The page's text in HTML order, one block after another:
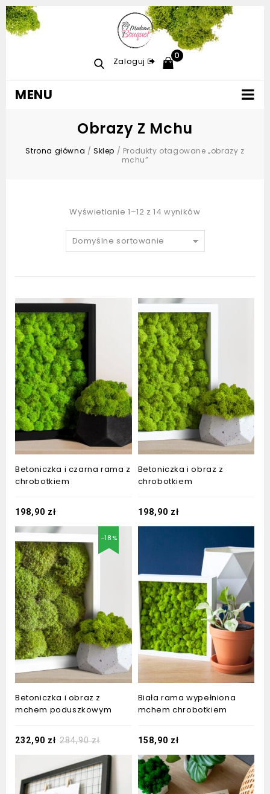
Zaloguj
0
MENU
Obrazy Z Mchu
Strona główna / Sklep / Produkty otagowane „obrazy z
mchu”
Wyświetlanie 1–12 z 14 wyników
Domyślne sortowanie
Betoniczka i czarna rama z
chrobotkiem
198,90 zł
Betoniczka i obraz z
chrobotkiem
198,90 zł
-18%
Betoniczka i obraz z
mchem poduszkowym
284,90zł
232,90 zł
Biała rama wypełniona
mchem chrobotkiem
158,90 zł